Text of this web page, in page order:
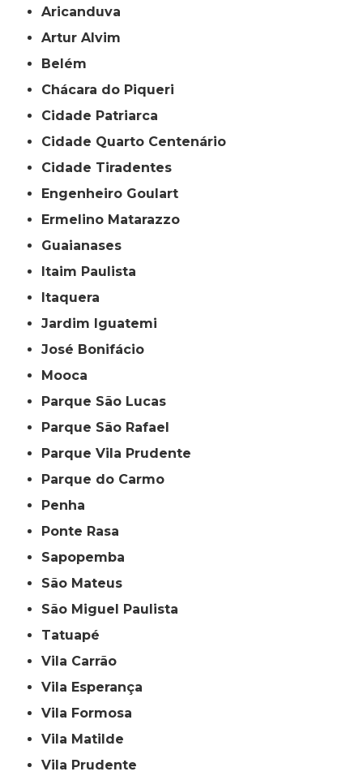
Aricanduva
Artur Alvim
Belém
Chácara do Piqueri
Cidade Patriarca
Cidade Quarto Centenário
Cidade Tiradentes
Engenheiro Goulart
Ermelino Matarazzo
Guaianases
Itaim Paulista
Itaquera
Jardim Iguatemi
José Bonifácio
Mooca
Parque São Lucas
Parque São Rafael
Parque Vila Prudente
Parque do Carmo
Penha
Ponte Rasa
Sapopemba
São Mateus
São Miguel Paulista
Tatuapé
Vila Carrão
Vila Esperança
Vila Formosa
Vila Matilde
Vila Prudente